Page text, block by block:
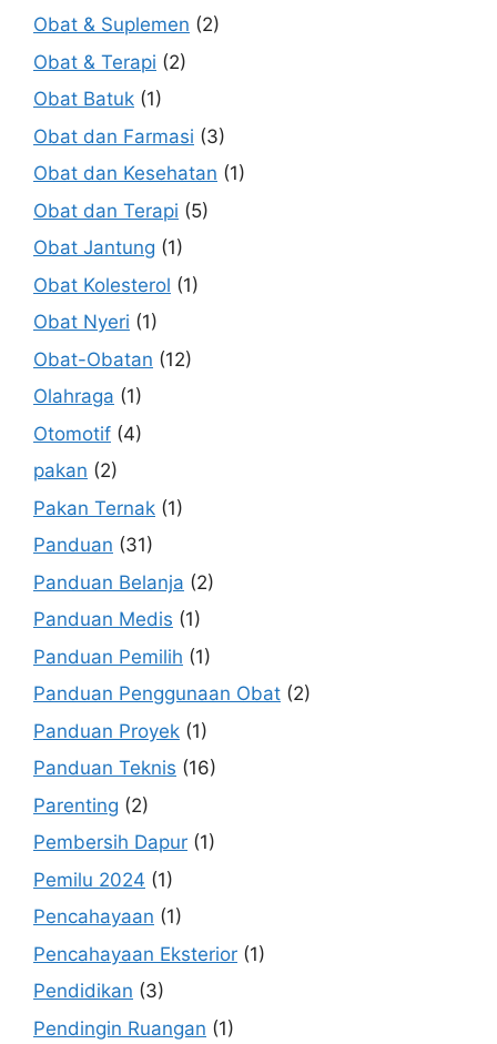
Obat & Suplemen (2)
Obat & Terapi (2)
Obat Batuk (1)
Obat dan Farmasi (3)
Obat dan Kesehatan (1)
Obat dan Terapi (5)
Obat Jantung (1)
Obat Kolesterol (1)
Obat Nyeri (1)
Obat-Obatan (12)
Olahraga (1)
Otomotif (4)
pakan (2)
Pakan Ternak (1)
Panduan (31)
Panduan Belanja (2)
Panduan Medis (1)
Panduan Pemilih (1)
Panduan Penggunaan Obat (2)
Panduan Proyek (1)
Panduan Teknis (16)
Parenting (2)
Pembersih Dapur (1)
Pemilu 2024 (1)
Pencahayaan (1)
Pencahayaan Eksterior (1)
Pendidikan (3)
Pendingin Ruangan (1)